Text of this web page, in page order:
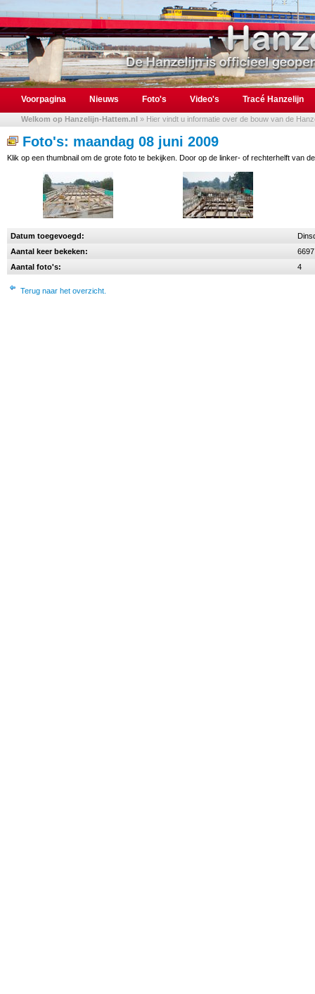
Voorpagina Nieuws Foto's Video's Tracé Hanzelijn
Welkom op Hanzelijn-Hattem.nl » Hier vindt u informatie over de bouw van de
Foto's: maandag 08 juni 2009
Klik op een thumbnail om de grote foto te bekijken. Door op de linker- of rechterhelft van
Datum toegevoegd:
Aantal keer bekeken:
6697
Aantal foto's:
4
Terug naar het overzicht.